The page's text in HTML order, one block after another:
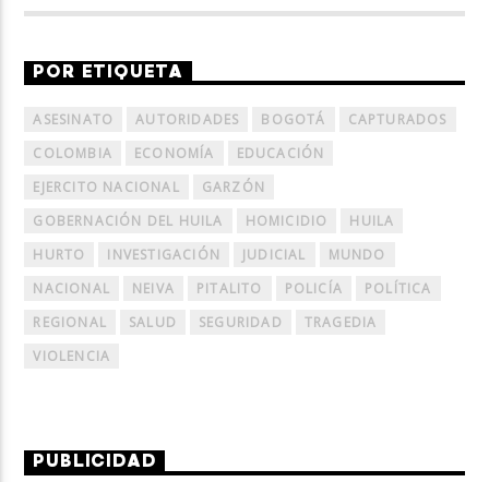
POR ETIQUETA
ASESINATO AUTORIDADES BOGOTÁ
CAPTURADOS
COLOMBIA
ECONOMÍA
EDUCACIÓN
EJERCITO NACIONAL
GARZÓN
GOBERNACIÓN DEL HUILA
HOMICIDIO
HUILA
HURTO
INVESTIGACIÓN JUDICIAL
MUNDO
NACIONAL
NEIVA PITALITO POLICÍA
POLÍTICA
REGIONAL
SALUD SEGURIDAD
TRAGEDIA
VIOLENCIA
PUBLICIDAD